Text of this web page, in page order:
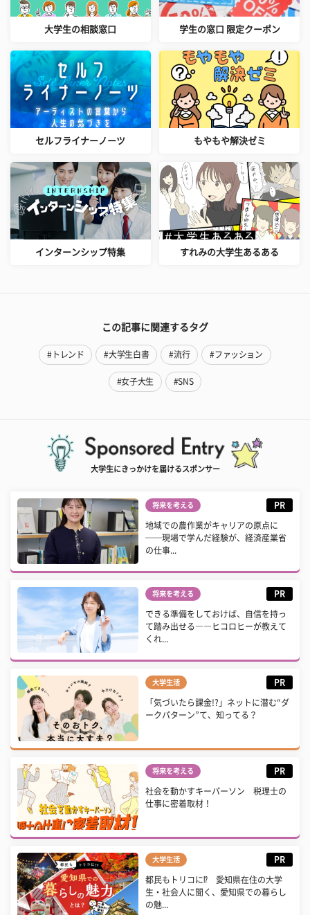
大学生の相談窓口 学生の窓口 限定クーポン
セルフライナーノーツ もやもや解決ゼミ
インターンシップ特集 すれみの大学生あるある
この記事に関連するタグ
#トレンド #大学生白書 #流行 #ファッション
#女子大生 #SNS
大学生にきっかけを届けるスポンサー
将来を考える PR
地域での農作業がキャリアの原点に
──現場で学んだ経験が、経済産業省
の仕事...
将来を考える PR
できる準備をしておけば、自信を持っ
て踏み出せる――ヒコロヒーが教えて
くれ...
大学生活 PR
「気づいたら課金!?」ネットに潜む“ダ
ークパターン”て、知ってる？
将来を考える PR
社会を動かすキーパーソン 税理士の
仕事に密着取材！
大学生活 PR
都民もトリコに⁉ 愛知県在住の大学
生・社会人に聞く、愛知県での暮らし
の魅...